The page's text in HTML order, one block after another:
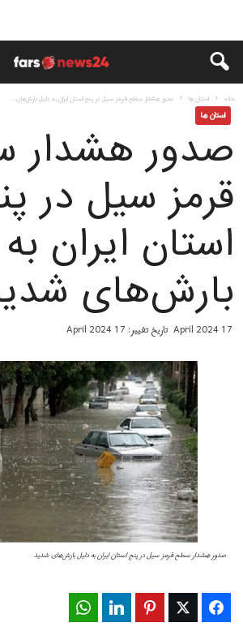
خانه استان ها صدور هشدار سطح قرمز سیل در پنج استان ایران به دلیل بارش‌های...
استان ها
صدور هشدار
قرمز سیل در
استان ایران
بارش‌های
17 April 2024 تاریخ تغییر: 17 April 2024
صدور هشدار سطح قرمز سیل در پنج استان ایران به دلیل بارش‌های شدید
Facebook
Twitter
Pinterest
LinkedIn